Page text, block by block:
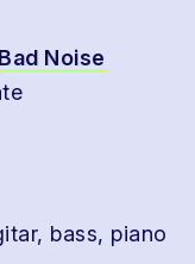
Bad Noise
bass, piano